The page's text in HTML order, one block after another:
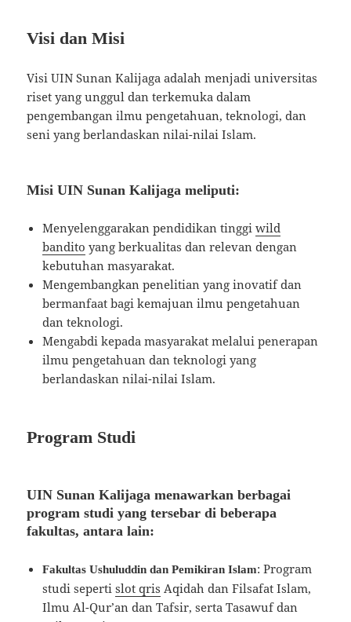
Visi dan Misi
Visi UIN Sunan Kalijaga adalah menjadi universitas
riset yang unggul dan terkemuka dalam
pengembangan ilmu pengetahuan, teknologi, dan
seni yang berlandaskan nilai-nilai Islam.
Misi UIN Sunan Kalijaga meliputi:
Menyelenggarakan pendidikan tinggiwild
bandito yang berkualitas dan relevan dengan
kebutuhan masyarakat.
Mengembangkan penelitian yang inovatif dan
bermanfaat bagi kemajuan ilmu pengetahuan
dan teknologi.
Mengabdi kepada masyarakat melalui penerapan
ilmu pengetahuan dan teknologi yang
berlandaskan nilai-nilai Islam.
Program Studi
UIN Sunan Kalijaga menawarkan berbagai
program studi yang tersebar di beberapa
fakultas, antara lain:
Fakultas Ushuluddin dan Pemikiran Islam: Program
studi sepertislot qris Aqidah dan Filsafat Islam,
Ilmu Al-Qur’an dan Tafsir, serta Tasawuf dan